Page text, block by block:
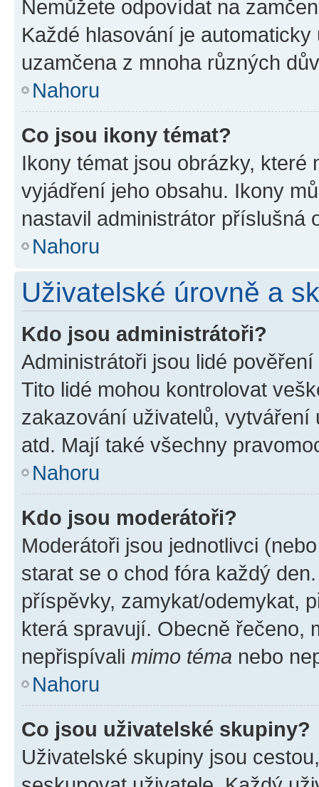
Nemůžete odpovídat na
Každé hlasování je
uzamčena z mnoha různých
Nahoru
Co jsou ikony témat?
Ikony témat jsou obrázky,
vyjádření jeho obsahu. Ikony
nastavil administrátor příslušná
Nahoru
Uživatelské úrovně a
Kdo jsou administrátoři?
Administrátoři jsou lidé
Tito lidé mohou kontrolovat
zakazování uživatelů,
atd. Mají také všechny
Nahoru
Kdo jsou moderátoři?
Moderátoři jsou jednotlivci
starat se o chod fóra každý
příspěvky, zamykat/odemykat,
která spravují. Obecně řečeno,
nepřispívali mimo téma nebo
Nahoru
Co jsou uživatelské skupiny?
Uživatelské skupiny jsou